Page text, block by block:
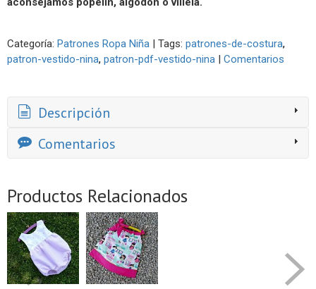
Categoría: Patrones Ropa Niña | Tags: patrones-de-costura
patron-vestido-nina patron-pdf-vestido-nina | Comentarios
Descripción
Comentarios
Productos Relacionados